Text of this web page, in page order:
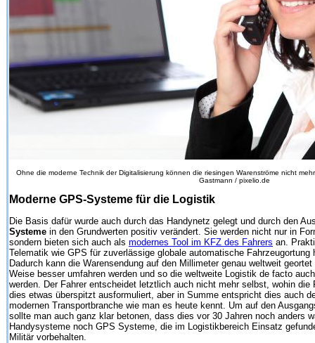
Ohne die moderne Technik der Digitalisierung können die riesingen Warenströme nicht
Gastmann / pixelio.de
Moderne GPS-Systeme für die Logistik
Die Basis dafür wurde auch durch das Handynetz gelegt und durch den
Systeme in den Grundwerten positiv verändert. Sie werden nicht nur in
sondern bieten sich auch als modernes Tool im KFZ des Fahrers an.
Telematik wie GPS für zuverlässige globale automatische Fahrzeugortung
Dadurch kann die Warensendung auf den Millimeter genau weltweit
Weise besser umfahren werden und so die weltweite Logistik de facto
werden. Der Fahrer entscheidet letztlich auch nicht mehr selbst, wohin
dies etwas überspitzt ausformuliert, aber in Summe entspricht dies auch
modernen Transportbranche wie man es heute kennt. Um auf den
sollte man auch ganz klar betonen, dass dies vor 30 Jahren noch anders
Handysysteme noch GPS Systeme, die im Logistikbereich Einsatz
Militär vorbehalten.